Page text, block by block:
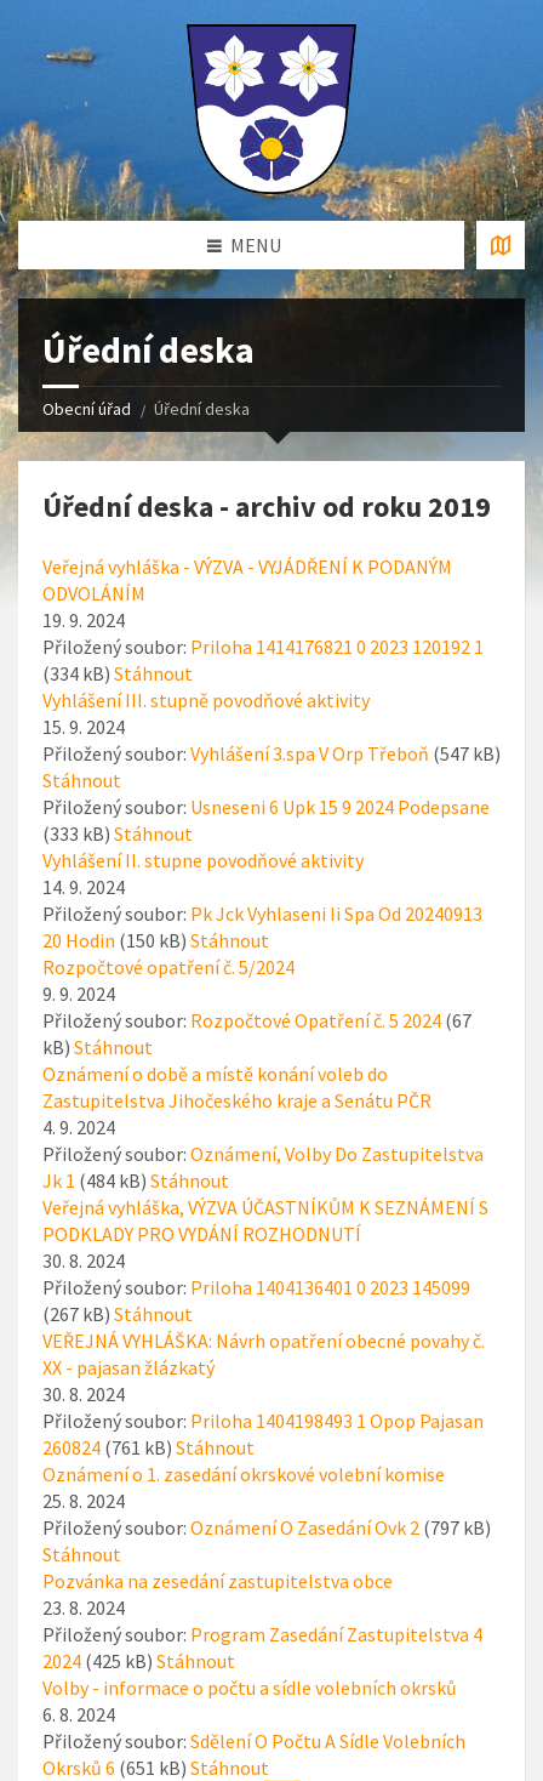
MENU
Úřední deska
Obecní úřad Úřední deska
Úřední deska - archiv od roku 2019
Veřejná vyhláška - VÝZVA - VYJÁDŘENÍ K PODANÝM
ODVOLÁNÍM
19. 9. 2024
Přiložený soubor: Priloha 1414176821 0 2023 120192 1
(334 kB) Stáhnout
Vyhlášení III. stupně povodňové aktivity
15. 9. 2024
Přiložený soubor: Vyhlášení 3.spa V Orp Třeboň (547 kB)
Stáhnout
Přiložený soubor: Usneseni 6 Upk 15 9 2024 Podepsane
(333 kB) Stáhnout
Vyhlášení II. stupne povodňové aktivity
14. 9. 2024
Přiložený soubor: Pk Jck Vyhlaseni Ii Spa Od 20240913
20 Hodin (150 kB) Stáhnout
Rozpočtové opatření č. 5/2024
9. 9. 2024
Přiložený soubor: Rozpočtové Opatření č. 5 2024 (67
kB) Stáhnout
Oznámení o době a místě konání voleb do
Zastupitelstva Jihočeského kraje a Senátu PČR
4. 9. 2024
Přiložený soubor: Oznámení, Volby Do Zastupitelstva
Jk 1 (484 kB) Stáhnout
Veřejná vyhláška, VÝZVA ÚČASTNÍKŮM K SEZNÁMENÍ S
PODKLADY PRO VYDÁNÍ ROZHODNUTÍ
30. 8. 2024
Přiložený soubor: Priloha 1404136401 0 2023 145099
(267 kB) Stáhnout
VEŘEJNÁ VYHLÁŠKA: Návrh opatření obecné povahy č.
XX - pajasan žlázkatý
30. 8. 2024
Přiložený soubor: Priloha 1404198493 1 Opop Pajasan
260824 (761 kB) Stáhnout
Oznámení o 1. zasedání okrskové volební komise
25. 8. 2024
Přiložený soubor: Oznámení O Zasedání Ovk 2 (797 kB)
Stáhnout
Pozvánka na zesedání zastupitelstva obce
23. 8. 2024
Přiložený soubor: Program Zasedání Zastupitelstva 4
2024 (425 kB) Stáhnout
Volby - informace o počtu a sídle volebních okrsků
6. 8. 2024
Přiložený soubor: Sdělení O Počtu A Sídle Volebních
Okrsků 6 (651 kB) Stáhnout